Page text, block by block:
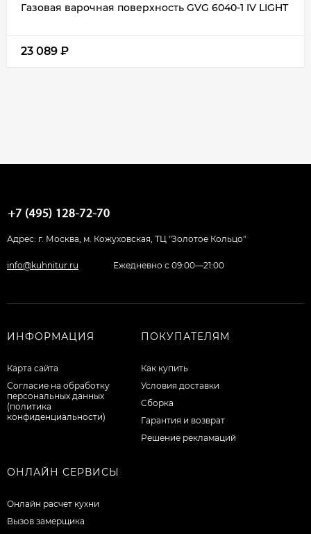
Газовая варочная поверхность GVG 6040-1 IV LIGHT
23 089 ₽
Адрес: г. Москва, м. Кожуховская, ТЦ "Золотое Кольцо"
info@kuhnitur.ru Ежедневно с 09:00—21:00
ИНФОРМАЦИЯ
Карта сайта
Согласие на обработку
персональных данных
(политика
конфиденциальности)
ПОКУПАТЕЛЯМ
Как купить
Условия доставки
Сборка
Гарантия и возврат
Решение рекламаций
ОНЛАЙН СЕРВИСЫ
Онлайн расчет кухни
Вызов замерщика